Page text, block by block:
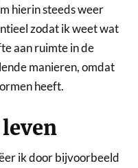
hierin steeds weer
zodat ik weet wat
aan ruimte in de
manieren, omdat
heeft.
ik door bijvoorbeeld